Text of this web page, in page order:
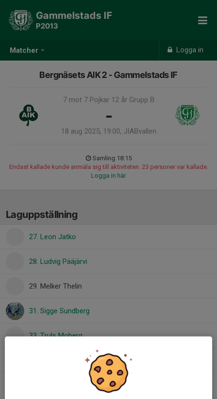
Matcher Logga in
Gammelstads IF
P2013
Bergnäsets AIK 2 - Gammelstads IF
7 mot 7 Pojkar 12 år Grupp B
-
18 aug 2025, 19:00, JIABvallen
Samling 18:15
Endast kallade kunde anmäla sig till aktiviteten. 23 personer var kallade.
Logga in här
Laguppställning
27. Leon Jatko
28. Ludvig Pääjärvi
29. Melker Thelin
31. Sigge Sundberg
33. Truls Moberg
34. Amir Ali Saberi